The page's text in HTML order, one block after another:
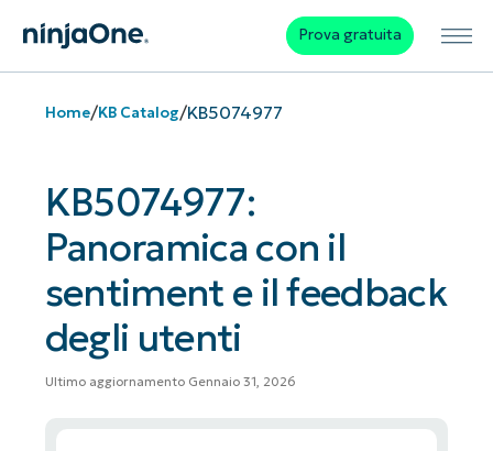
Prova gratuita
Home/KB Catalog/KB5074977
KB5074977:
Panoramica con il
sentiment e il feedback
degli utenti
Ultimo aggiornamento Gennaio 31, 2026